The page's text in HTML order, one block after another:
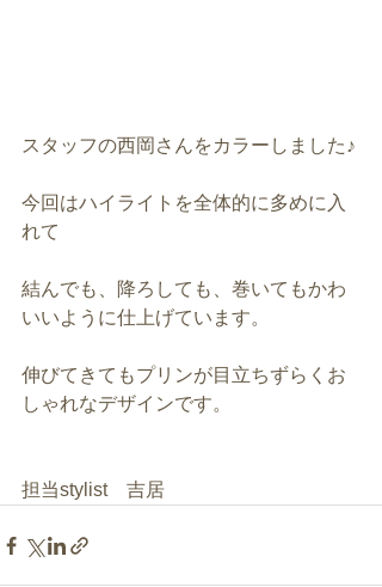
スタッフの西岡さんをカラーしました♪
今回はハイライトを全体的に多めに入
れて
結んでも、降ろしても、巻いてもかわ
いいように仕上げています。
伸びてきてもプリンが目立ちずらくお
しゃれなデザインです。
担当stylist　吉居